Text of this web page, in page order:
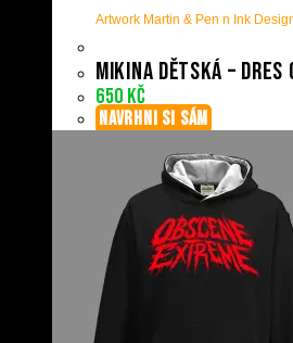
Artwork Martin & Pen n Ink
Mikina dětská – Dres
650 Kč
NAVRHNI SI SÁM